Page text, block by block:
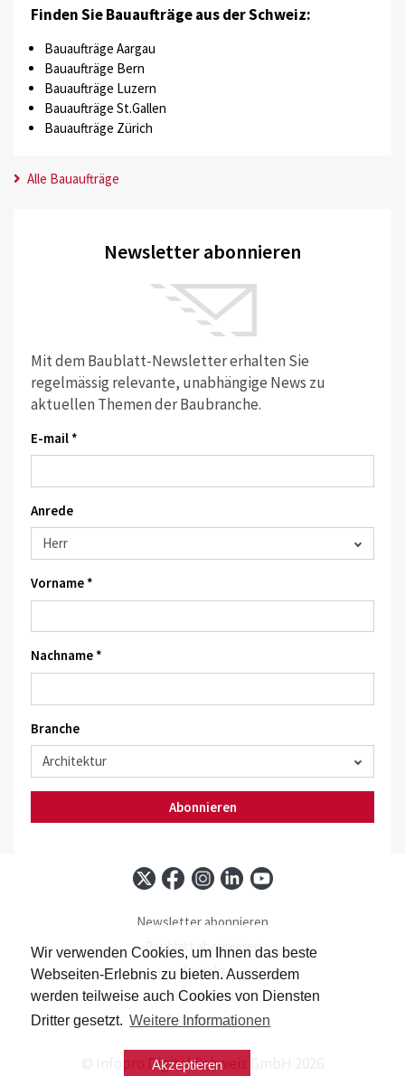
Wir verwenden Cookies, um Ihnen das beste
Webseiten-Erlebnis zu bieten. Ausserdem
werden teilweise auch Cookies von Diensten
Dritter gesetzt. Weitere Informationen
Akzeptieren
Finden Sie Bauaufträge aus der Schweiz:
Bauaufträge Aargau
Bauaufträge Bern
Bauaufträge Luzern
Bauaufträge St.Gallen
Bauaufträge Zürich
Alle Bauaufträge
Newsletter abonnieren
Mit dem Baublatt-Newsletter erhalten Sie
regelmässig relevante, unabhängige News zu
aktuellen Themen der Baubranche.
E-mail *
Anrede
Vorname *
Nachname *
Branche
Abonnieren
Newsletter abonnieren
Baublatt abonnieren
Kontakt
Impressum
Datenschutz
© Infopro Digital Schweiz GmbH 2026